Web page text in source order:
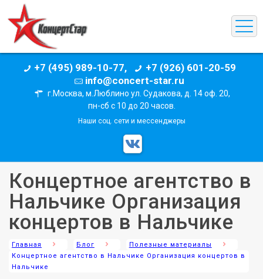
+7 (495) 989-10-77,
+7 (926) 601-20-59
info@concert-star.ru
г.Москва, м.Люблино ул. Судакова, д. 14 оф. 20,
пн-сб с 10 до 20 часов.
Наши соц. сети и мессенджеры
Концертное агентство в
Нальчике Организация
концертов в Нальчике
Главная Блог
Полезные материалы
Концертное агентство в Нальчике Организация концертов в
Нальчике